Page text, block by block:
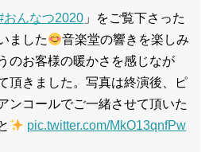
おんなつ2020 」をご覧下さった
ました
音楽堂の響きを楽しみ
のお客様の暖かさを感じなが
頂きました。写真は終演後、ピ
ンコールでご一緒させて頂いた
pic.twitter.com/MkO13qnfPw